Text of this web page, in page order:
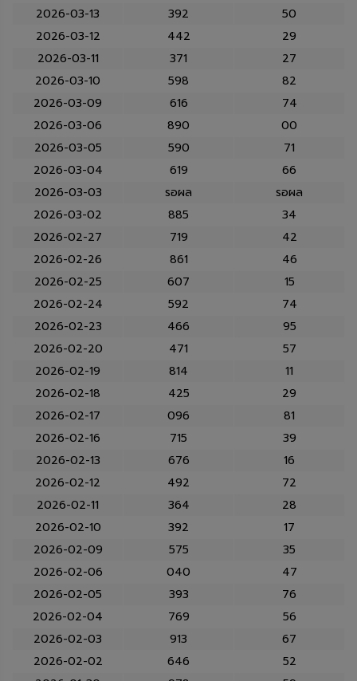
2026-03-13 392
50
2026-03-12
442
29
2026-03-11
371
27
2026-03-10
598
82
2026-03-09
616
74
2026-03-06
890
00
2026-03-05
590
71
2026-03-04
619
66
2026-03-03
รอผล
รอผล
2026-03-02
885
34
2026-02-27
719
42
2026-02-26
861
46
2026-02-25
607
15
2026-02-24
592
74
2026-02-23
466
95
2026-02-20
471
57
2026-02-19
814
11
2026-02-18
425
29
2026-02-17
096
81
2026-02-16
715
39
2026-02-13
676
16
2026-02-12
492
72
2026-02-11
364
28
2026-02-10
392
17
2026-02-09
575
35
2026-02-06
040
47
2026-02-05
393
76
2026-02-04
769
56
2026-02-03
913
67
2026-02-02
646
52